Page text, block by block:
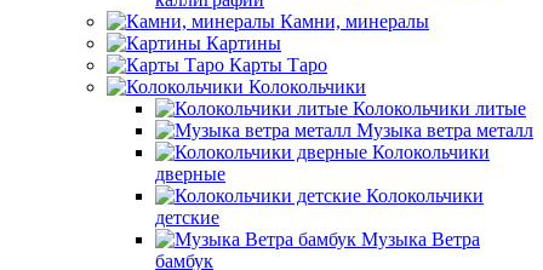
Камни, минералы
Картины
Карты Таро
Колокольчики
Колокольчики литые
Музыка ветра металл
Колокольчики
дверные
Колокольчики
детские
Музыка Ветра
бамбук